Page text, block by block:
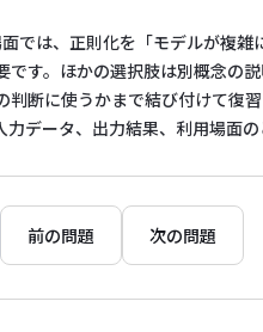
では、正則化を「モデルが複
です。ほかの選択肢は別概念の
判断に使うかまで結び付けて復
力データ、出力結果、利用場面
前の問題 次の問題